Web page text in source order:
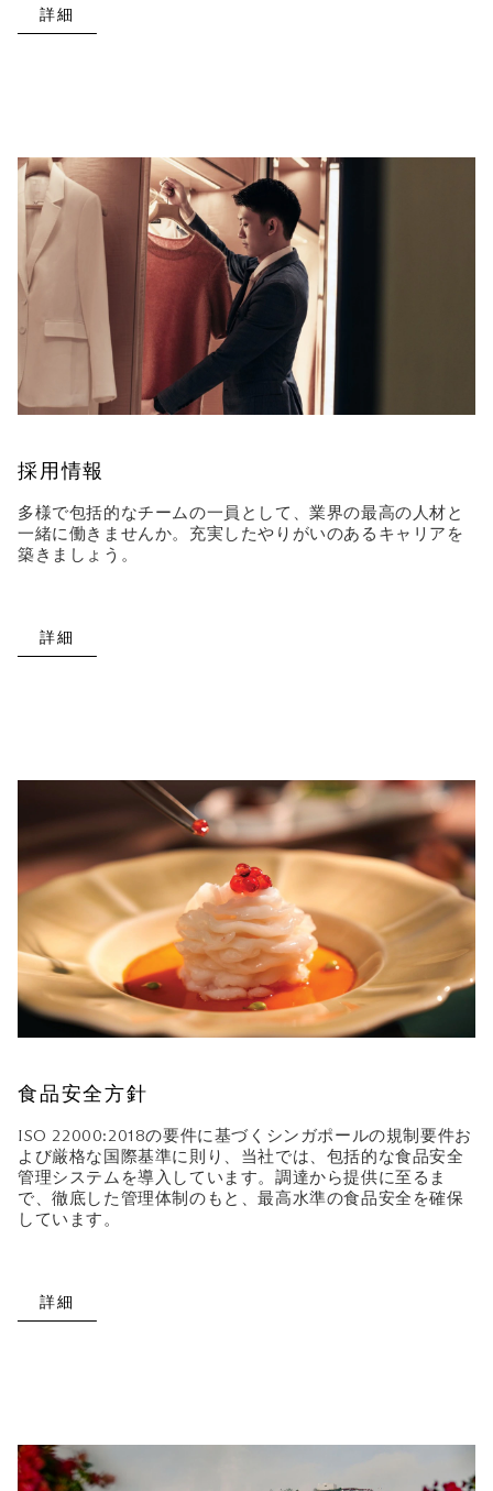
詳細
採用情報
多様で包括的なチームの一員として、業界の最高の人材と
一緒に働きませんか。充実したやりがいのあるキャリアを
築きましょう。
詳細
食品安全方針
ISO 22000:2018の要件に基づくシンガポールの規制要件お
よび厳格な国際基準に則り、当社では、包括的な食品安全
管理システムを導入しています。調達から提供に至るま
で、徹底した管理体制のもと、最高水準の食品安全を確保
しています。
詳細